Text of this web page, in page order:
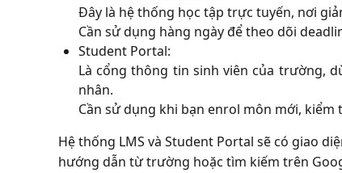
Đây là hệ thống học tập trực tuyến, nơi
Cần sử dụng hàng ngày để theo dõi
Student Portal:
Là cổng thông tin sinh viên của trường,
nhân.
Cần sử dụng khi bạn enrol môn mới,
Hệ thống LMS và Student Portal sẽ có giao
hướng dẫn từ trường hoặc tìm kiếm trên